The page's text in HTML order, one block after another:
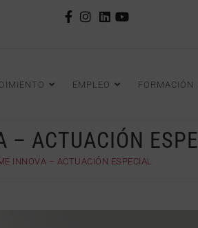
EMPLEO FORMACIÓN
– ACTUACIÓN
INNOVA – ACTUACIÓN ESPECIAL